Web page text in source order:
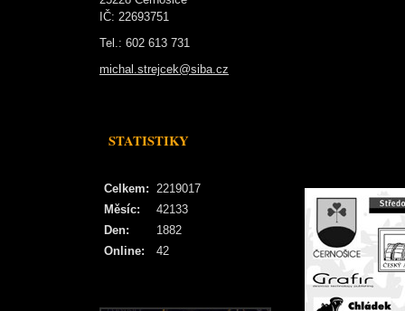
IČ: 22693751
Tel.: 602 613 731
michal.strejcek@siba.cz
STATISTIKY
Online: 42
Celkem: 2219017
Měsíc:
42133
Den:
1882